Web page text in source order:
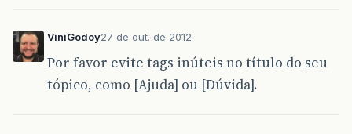
ViniGodoy27 de out. de 2012
Por favor evite tags inúteis no título do seu
tópico, como [Ajuda] ou [Dúvida].